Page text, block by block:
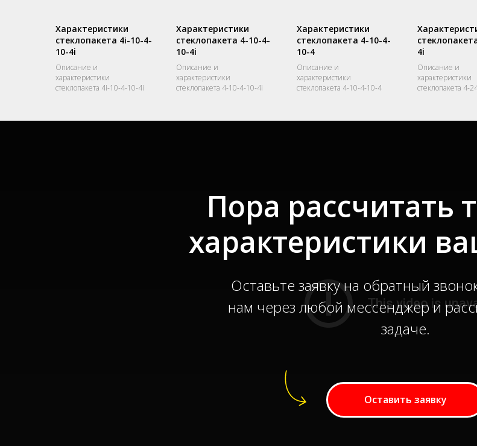
Характеристики
стеклопакета 4i-10-4-
10-4i
Описание и
характеристики
стеклопакета 4i-10-4-10-4i
Характеристики
стеклопакета 4-10-4-
10-4i
Описание и
характеристики
стеклопакета 4-10-4-10-4i
Характеристики
стеклопакета 4-10-4-
10-4
Описание и
характеристики
стеклопакета 4-10-4-10-4
4i
Описание и
характеристики
стеклопакета 4-
Пора рассчитать
характеристики
Оставьте заявку на обратный
нам через любой мессенджер и
задаче.
Оставить заявку